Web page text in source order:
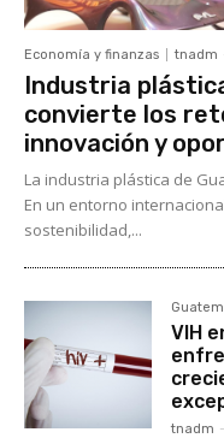
Economía y finanzas tnadm
Industria
convierte los
innovación y
La industria plástica de
En un entorno
sostenibilidad,...
VIH
tnadm -